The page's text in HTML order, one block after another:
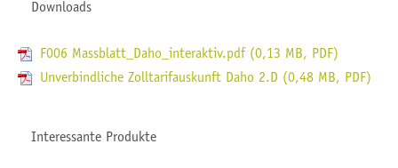
Downloads
F006 Massblatt_Daho_interaktiv.pdf (0,13 MB, PDF)
Unverbindliche Zolltarifauskunft Daho 2.D (0,48 MB, PDF)
Interessante Produkte